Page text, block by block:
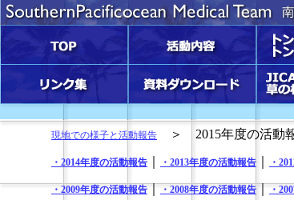
トンガ
現地での様子と活動報告 ＞ 2015年度の活動
・2014年度の活動報告 ・2013年度の活動報告 ・
・2009年度の活動報告｜ ・2008年度の活動報告｜ ・